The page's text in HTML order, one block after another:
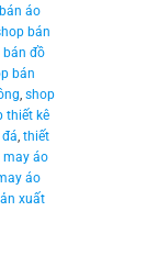
áo
bán
bán đồ
bán
, shop
thiết kê
, thiết
may áo
áo
xuất